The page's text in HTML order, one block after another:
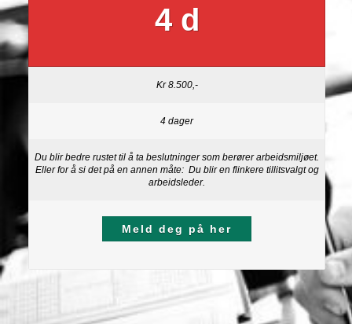
4 d
Kr 8.500,-
4 dager
Du blir bedre rustet til å ta beslutninger som berører arbeidsmiljøet.
Eller for å si det på en annen måte: Du blir en flinkere tillitsvalgt og
arbeidsleder.
Meld deg på her